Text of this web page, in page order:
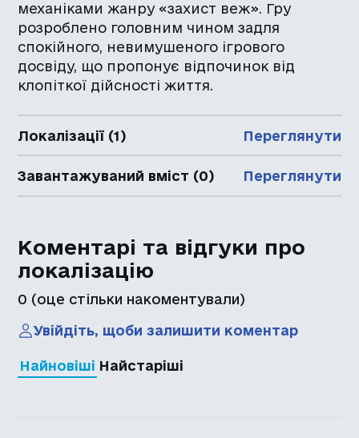
механіками жанру «захист веж». Гру
розроблено головним чином задля
спокійного, невимушеного ігрового
досвіду, що пропонує відпочинок від
клопіткої дійсності життя.
Локалізації (1) Переглянути
Завантажуваний вміст (0) Переглянути
Коментарі та відгуки про
локалізацію
0 (оце стільки накоментували)
Увійдіть, щоби залишити коментар
Найновіші Найстаріші